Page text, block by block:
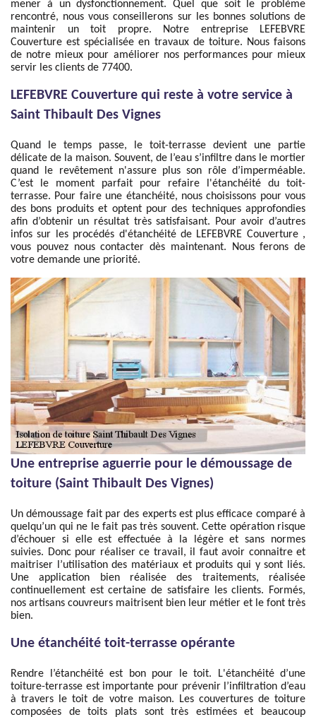
mener à un dysfonctionnement. Quel que soit le problème
rencontré, nous vous conseillerons sur les bonnes solutions de
maintenir un toit propre. Notre entreprise LEFEBVRE
Couverture est spécialisée en travaux de toiture. Nous faisons
de notre mieux pour améliorer nos performances pour mieux
servir les clients de 77400.
LEFEBVRE Couverture qui reste à votre service à
Saint Thibault Des Vignes
Quand le temps passe, le toit-terrasse devient une partie
délicate de la maison. Souvent, de l’eau s’infiltre dans le mortier
quand le revêtement n'assure plus son rôle d’imperméable.
C’est le moment parfait pour refaire l'étanchéité du toit-
terrasse. Pour faire une étanchéité, nous choisissons pour vous
des bons produits et optent pour des techniques approfondies
afin d’obtenir un résultat très satisfaisant. Pour avoir d’autres
infos sur les procédés d'étanchéité de LEFEBVRE Couverture ,
vous pouvez nous contacter dès maintenant. Nous ferons de
votre demande une priorité.
Une entreprise aguerrie pour le démoussage de
toiture (Saint Thibault Des Vignes)
Un démoussage fait par des experts est plus efficace comparé à
quelqu’un qui ne le fait pas très souvent. Cette opération risque
d’échouer si elle est effectuée à la légère et sans normes
suivies. Donc pour réaliser ce travail, il faut avoir connaitre et
maitriser l’utilisation des matériaux et produits qui y sont liés.
Une application bien réalisée des traitements, réalisée
continuellement est certaine de satisfaire les clients. Formés,
nos artisans couvreurs maitrisent bien leur métier et le font très
bien.
Une étanchéité toit-terrasse opérante
Rendre l’étanchéité est bon pour le toit. L'étanchéité d’une
toiture-terrasse est importante pour prévenir l’infiltration d’eau
à travers le toit de votre maison. Les couvertures de toiture
composées de toits plats sont très estimées et beaucoup